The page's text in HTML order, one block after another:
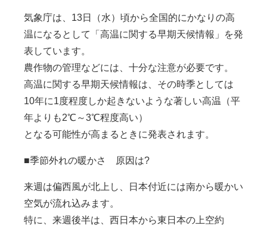
気象庁は、13日（水）頃から全国的にかなりの高
温になるとして「高温に関する早期天候情報」を発
表しています。
農作物の管理などには、十分な注意が必要です。
高温に関する早期天候情報は、その時季としては
10年に1度程度しか起きないような著しい高温（平
年よりも2℃～3℃程度高い）
となる可能性が高まるときに発表されます。
■季節外れの暖かさ 原因は?
来週は偏西風が北上し、日本付近には南から暖かい
空気が流れ込みます。
特に、来週後半は、西日本から東日本の上空約